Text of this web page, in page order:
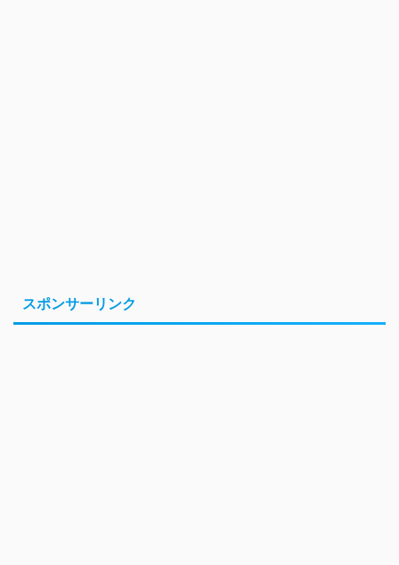
スポンサーリンク